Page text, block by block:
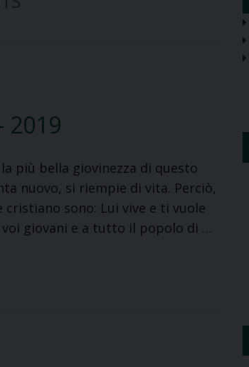
2019
più bella giovinezza di questo
nuovo, si riempie di vita. Perciò,
sono: Lui vive e ti vuole
voi giovani e a tutto il popolo di …